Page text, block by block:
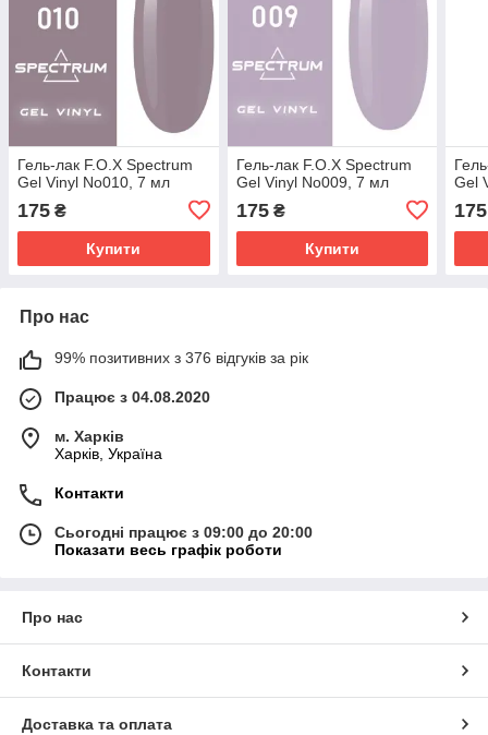
Гель-лак F.O.X Spectrum
Gel Vinyl No010, 7 мл
175 ₴
Купити
Гель-лак F.O.X Spectrum
Gel Vinyl No009, 7 мл
175₴
Купити
Gel
175
Про нас
99% позитивних з 376 відгуків за рік
Працює з 04.08.2020
м. Харків
Харків, Україна
Контакти
Сьогодні працює з 09:00 до 20:00
Показати весь графік роботи
Про нас
Контакти
Доставка та оплата